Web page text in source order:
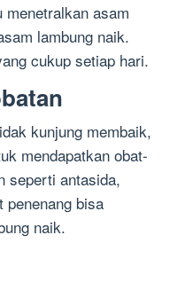
menetralkan asam
lambung naik.
cukup setiap hari.
kunjung membaik,
mendapatkan obat-
seperti antasida,
penenang bisa
naik.